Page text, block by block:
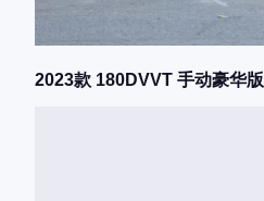
2023款 180DVVT 手动豪华版